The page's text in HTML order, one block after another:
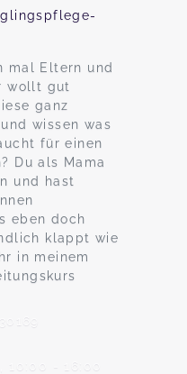
mal Eltern und
wollt gut
ganz
wissen was
für einen
Du als Mama
und hast
eben doch
klappt wie
in meinem
10:00 - 16:00